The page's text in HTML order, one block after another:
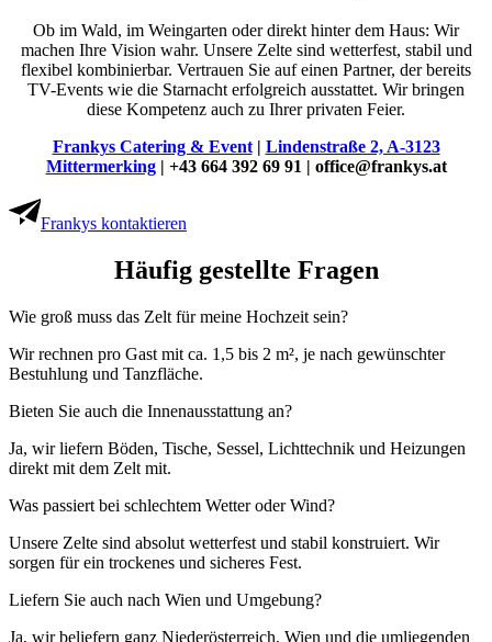
Ob im Wald, im Weingarten oder direkt hinter dem Haus: Wir
machen Ihre Vision wahr. Unsere Zelte sind wetterfest, stabil und
flexibel kombinierbar. Vertrauen Sie auf einen Partner, der bereits
TV-Events wie die Starnacht erfolgreich ausstattet. Wir bringen
diese Kompetenz auch zu Ihrer privaten Feier.
Frankys Catering & Event| Lindenstraße 2, A-3123
Mittermerking| +43 664 392 69 91 | office@frankys.at
Frankys kontaktieren
Häufig gestellte Fragen
Wie groß muss das Zelt für meine Hochzeit sein?
Wir rechnen pro Gast mit ca. 1,5 bis 2 m², je nach gewünschter
Bestuhlung und Tanzfläche.
Bieten Sie auch die Innenausstattung an?
Ja, wir liefern Böden, Tische, Sessel, Lichttechnik und Heizungen
direkt mit dem Zelt mit.
Was passiert bei schlechtem Wetter oder Wind?
Unsere Zelte sind absolut wetterfest und stabil konstruiert. Wir
sorgen für ein trockenes und sicheres Fest.
Liefern Sie auch nach Wien und Umgebung?
Ja, wir beliefern ganz Niederösterreich, Wien und die umliegenden